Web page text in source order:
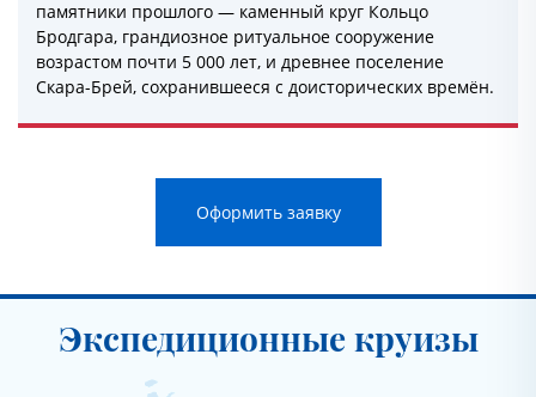
памятники прошлого — каменный круг Кольцо
Бродгара, грандиозное ритуальное сооружение
возрастом почти 5 000 лет, и древнее поселение
Скара-Брей, сохранившееся с доисторических времён.
Оформить заявку
Экспедиционные круизы